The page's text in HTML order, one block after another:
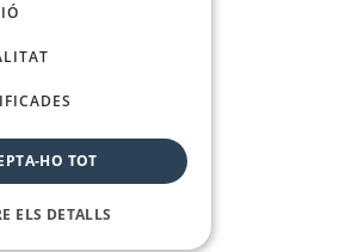
HO TOT
ELS DETALLS